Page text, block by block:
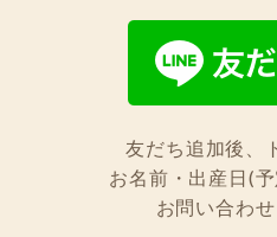
友だち追加後、
お名前・出産日(
お問い合わせ